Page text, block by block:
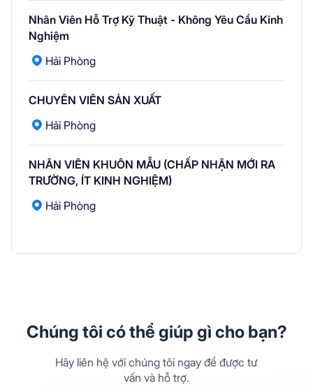
Nhân Viên Hỗ Trợ Kỹ Thuật - Không Yêu Cầu Kinh
Nghiệm
Hải Phòng
CHUYÊN VIÊN SẢN XUẤT
Hải Phòng
NHÂN VIÊN KHUÔN MẪU (CHẤP NHẬN MỚI RA
TRƯỜNG, ÍT KINH NGHIỆM)
Hải Phòng
Chúng tôi có thể giúp gì cho bạn?
Hãy liên hệ với chúng tôi ngay để được tư
vấn và hỗ trợ.